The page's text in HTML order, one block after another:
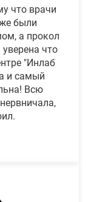
что врачи
были
а прокол
что
"Инлаб
и самый
Всю